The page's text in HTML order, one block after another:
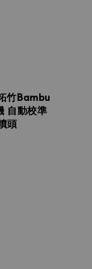
竹Bambu
自動校準
頭